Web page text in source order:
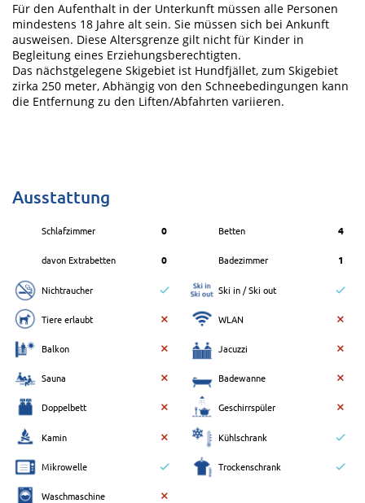
Für den Aufenthalt in der Unterkunft müssen alle Personen
mindestens 18 Jahre alt sein. Sie müssen sich bei Ankunft
ausweisen. Diese Altersgrenze gilt nicht für Kinder in
Begleitung eines Erziehungsberechtigten.
Das nächstgelegene Skigebiet ist Hundfjället, zum Skigebiet
zirka 250 meter, Abhängig von den Schneebedingungen kann
die Entfernung zu den Liften/Abfahrten variieren.
Ausstattung
Schlafzimmer 0 Betten 4
davon Extrabetten 0 Badezimmer 1
Nichtraucher Ski in / Ski out
Tiere erlaubt WLAN
Balkon Jacuzzi
Sauna Badewanne
Doppelbett Geschirrspüler
Kamin Kühlschrank
Mikrowelle Trockenschrank
Waschmaschine